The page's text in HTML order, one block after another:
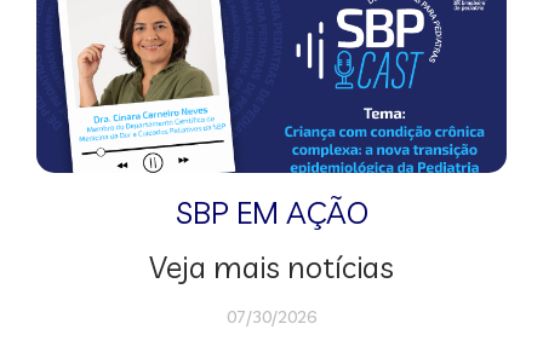
SBP EM AÇÃO
Veja mais notícias
07/30/2026